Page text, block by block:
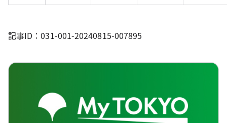
記事ID：031-001-20240815-007895